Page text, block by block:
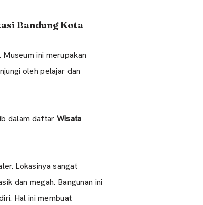
Bandung Kota
ini merupakan
oleh pelajar dan
dalam daftar Wisata
Lokasinya sangat
dan megah. Bangunan ini
Hal ini membuat